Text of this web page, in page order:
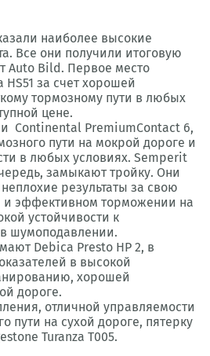
наиболее высокие
Все они получили итоговую
Auto Bild. Первое место
за счет хорошей
тормозному пути в любых
цене.
Continental PremiumContact 6,
пути на мокрой дороге и
в любых условиях. Semperit
замыкают тройку. Они
результаты за свою
и эффективном торможении на
устойчивости к
шумоподавлении.
Debica Presto HP 2, в
в высокой
хорошей
дороге.
отличной управляемости
пути на сухой дороге, пятерку
Turanza T005.